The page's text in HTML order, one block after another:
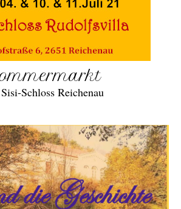
Schloss Reichenau